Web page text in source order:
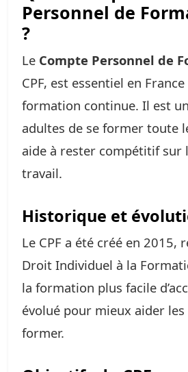
Personnel de
?
Le Compte Personnel de
CPF, est essentiel en
formation continue. Il est
adultes de se former toute
aide à rester compétitif sur
travail.
Historique et
Le CPF a été créé en 2015,
Droit Individuel à la
la formation plus facile
évolué pour mieux aider les
former.